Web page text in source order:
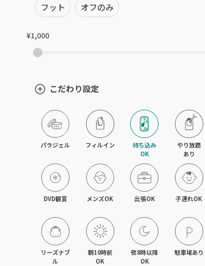
南区・伏見
亀岡・福知山・舞鶴
木津・精華町
フット オフのみ
¥1,000
こだわり設定
パラジェル フィルイン
持ち込み
OK
やり放題
あり
DVD観賞 メンズOK 出張OK 子連れOK
リーズナブ
ル
朝10時前
OK
夜8時以降
OK
駐車場あり